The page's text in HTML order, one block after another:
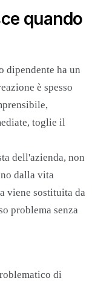
quando
dipendente ha un
è spesso
toglie il
dell'azienda, non
dalla vita
viene sostituita da
problema senza
di